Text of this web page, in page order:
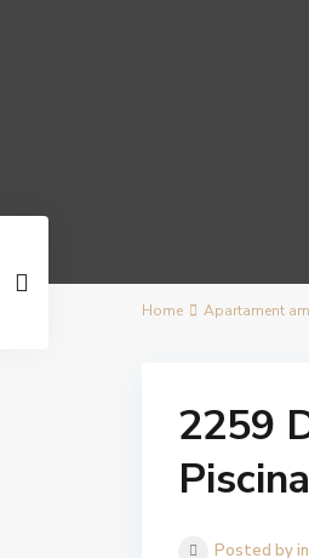
Home Apartament
2259
Posted by